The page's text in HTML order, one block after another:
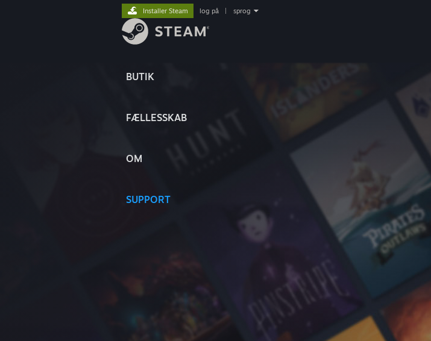
BUTIK
FÆLLESSKAB
OM
SUPPORT
Installer Steam log på sprog